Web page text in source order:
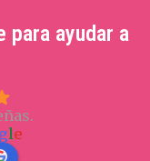
para ayudar a
gle